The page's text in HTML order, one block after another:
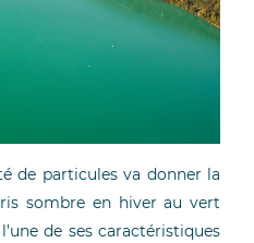
de particules va donner la
sombre en hiver au vert
de ses caractéristiques